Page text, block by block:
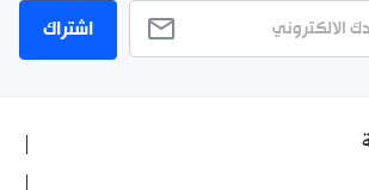
اشتراك